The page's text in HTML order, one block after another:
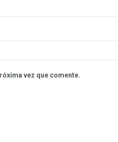
vez que comente.